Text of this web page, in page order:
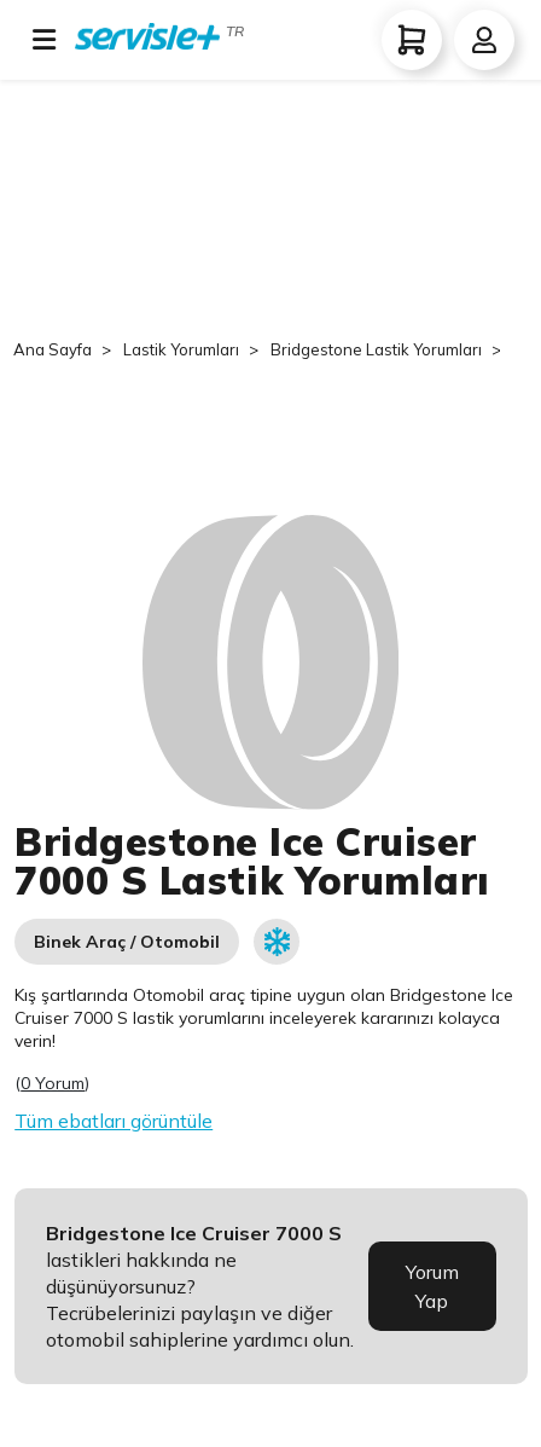
TR
Ana Sayfa Lastik Yorumları Bridgestone Lastik Yorumları
Bridgestone Ice Cruiser
7000 S Lastik Yorumları
Binek Araç / Otomobil
Kış şartlarında Otomobil araç tipine uygun olanBridgestone Ice
Cruiser 7000 S lastik yorumlarını inceleyerek kararınızı kolayca
verin!
(0 Yorum)
Tüm ebatları görüntüle
Bridgestone Ice Cruiser 7000 S
lastikleri hakkında ne
düşünüyorsunuz?
Tecrübelerinizi paylaşın ve diğer
otomobil sahiplerine yardımcı olun.
Yorum
Yap